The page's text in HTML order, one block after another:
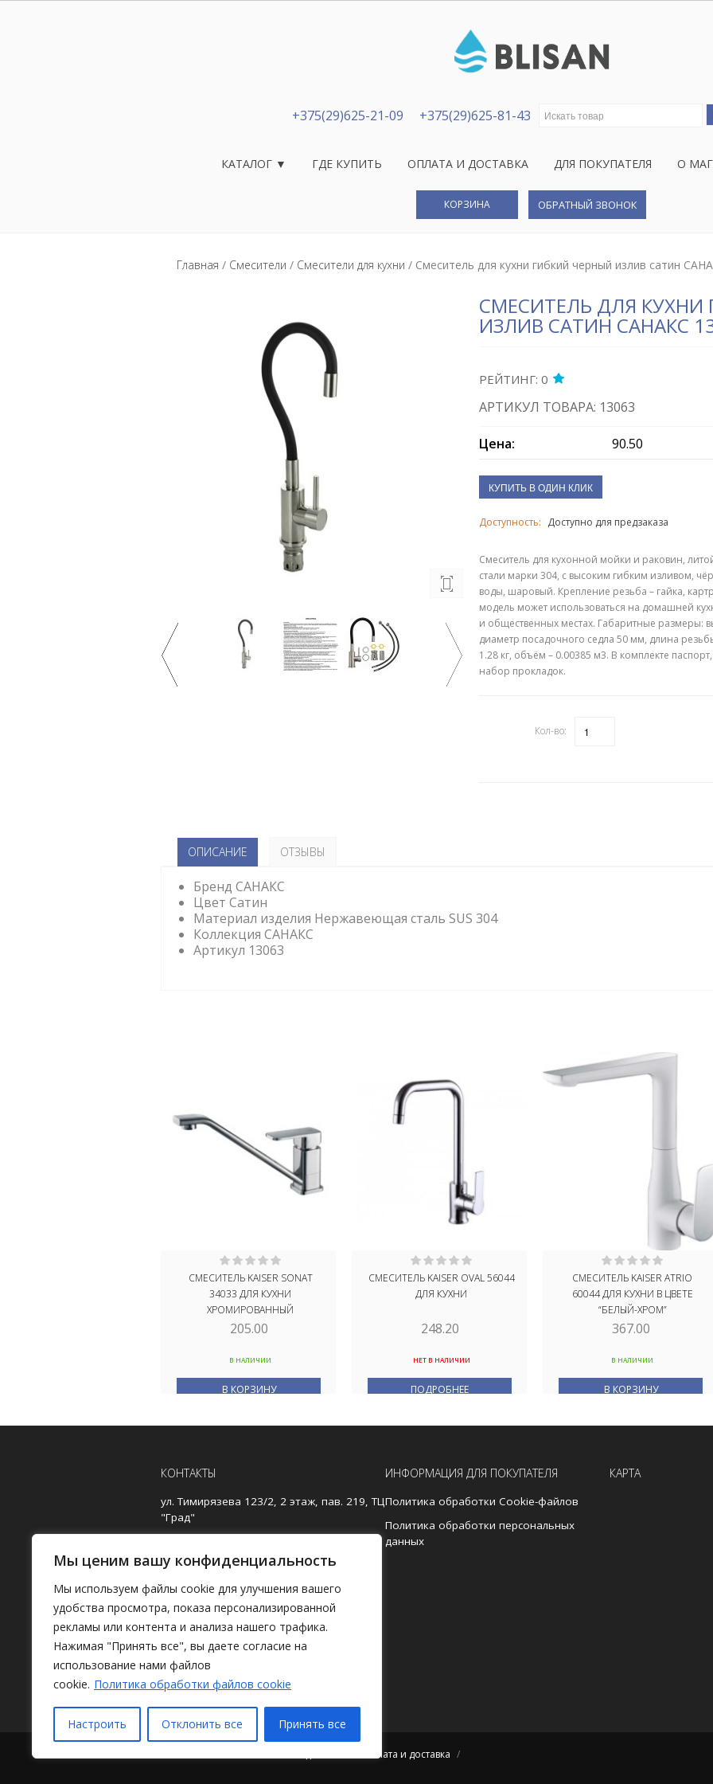
Мы ценим вашу конфиденциальность
Мы используем файлы cookie для улучшения вашего
удобства просмотра, показа персонализированной
рекламы или контента и анализа нашего трафика.
Нажимая "Принять все", вы даете согласие на
использование нами файлов
cookie. Политика обработки файлов cookie
Настроить Отклонить все Принять все
+375(29)625-21-09 +375(29)625-81-43 Искать:
ОБРАТНЫЙ ЗВОНОК
КОРЗИНА
КАТАЛОГ ▼ ГДЕ КУПИТЬ ОПЛАТА И ДОСТАВКА ДЛЯ ПОКУПАТЕЛЯ О
Главная / Смесители / Смесители для кухни / Смеситель для кухни гибкий черный излив сатин
СМЕСИТЕЛЬ ДЛЯ КУХНИ
ИЗЛИВ САТИН САНАКС
РЕЙТИНГ: 0
АРТИКУЛ ТОВАРА: 13063
Цена: 90.50
КУПИТЬ В ОДИН КЛИК
Доступность: Доступно для предзаказа
Смеситель для кухонной мойки и раковин,
стали марки 304, с высоким гибким изливом,
воды, шаровый. Крепление резьба – гайка,
модель может использоваться на домашней
и общественных местах. Габаритные размеры:
диаметр посадочного седла 50 мм, длина
1.28 кг, объём – 0.00385 м3. В комплекте
набор прокладок.
Кол-во: Количество
ОПИСАНИЕ
Бренд САНАКС
Цвет Сатин
Материал изделия Нержавеющая сталь SUS 304
Коллекция САНАКС
Артикул 13063
ОТЗЫВЫ
СМЕСИТЕЛЬ KAISER SONAT
34033 ДЛЯ КУХНИ
ХРОМИРОВАННЫЙ
205.00
В НАЛИЧИИ
В КОРЗИНУ
СМЕСИТЕЛЬ KAISER OVAL 56044
ДЛЯ КУХНИ
248.20
НЕТ В НАЛИЧИИ
ПОДРОБНЕЕ
СМЕСИТЕЛЬ KAISER ATRIO
60044 ДЛЯ КУХНИ В ЦВЕТЕ
“БЕЛЫЙ-ХРОМ”
367.00
В НАЛИЧИИ
В КОРЗИНУ
КОНТАКТЫ
ул. Тимирязева 123/2, 2 этаж, пав. 219, ТЦ
"Град"
+375(29)625-21-09,+375(29)625-81-43
mb.blisan@gmail.com
Наш рейтинг наGoogle картах:
4.8/5 (Отзывов:18)
ИНФОРМАЦИЯ ДЛЯ ПОКУПАТЕЛЯ
Политика обработки Cookie-файлов
Политика обработки персональных
данных
КАРТА
Оплата и доставка /